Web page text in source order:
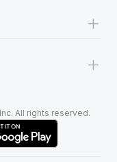
+
+
All rights reserved.